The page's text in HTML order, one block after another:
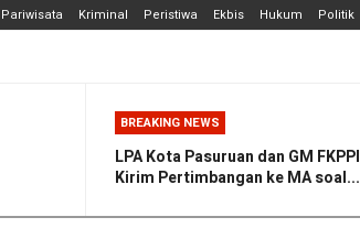
Pariwisata Kriminal Peristiwa Ekbis Hukum Politik
BREAKING NEWS
LPA Kota Pasuruan dan GM FKPPI
Kirim Pertimbangan ke MA soal...